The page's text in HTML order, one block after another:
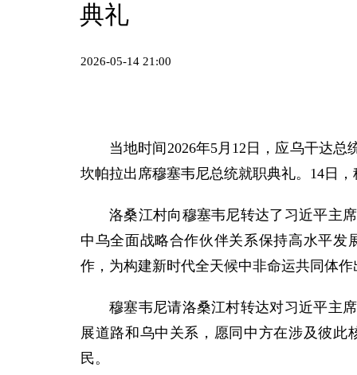
典礼
2026-05-14 21:00
当地时间2026年5月12日，应乌干达
坎帕拉出席穆塞韦尼总统就职典礼。14日
洛桑江村向穆塞韦尼转达了习近平主
中乌全面战略合作伙伴关系保持高水平
作，为构建新时代全天候中非命运共同体
穆塞韦尼请洛桑江村转达对习近平主
展道路和乌中关系，愿同中方在涉及彼
民。